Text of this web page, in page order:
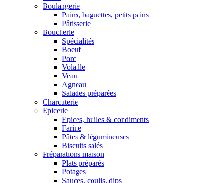
Boulangerie
Pains, baguettes, petits pains
Pâtisserie
Boucherie
Spécialités
Boeuf
Porc
Volaille
Veau
Agneau
Salades préparées
Charcuterie
Epicerie
Epices, huiles & condiments
Farine
Pâtes & légumineuses
Biscuits salés
Préparations maison
Plats préparés
Potages
Sauces, coulis, dips